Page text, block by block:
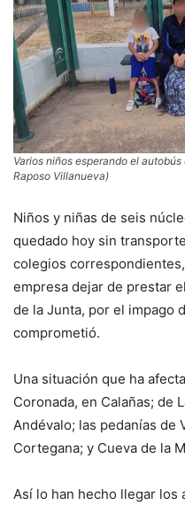
Varios niños esperando el
Raposo Villanueva)
Niños y niñas de seis
quedado hoy sin
colegios
empresa dejar de prestar
de la Junta, por el impago
comprometió.
Una situación que ha
Coronada, en Calañas; de
Andévalo; las pedanías de
Cortegana; y Cueva de la
Así lo han hecho llegar los